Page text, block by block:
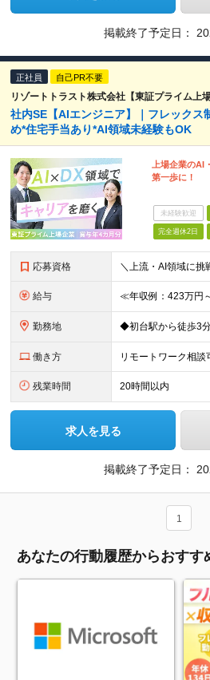
掲載終了予定日：
正社員 自己PR不要
リゾートトラスト株式会社【東証プライム上場
社内SE【AIエンジニア】｜フレックス
め*住宅手当あり*AI領域未経験もOK
上場企業のAI
第一歩に！
未経験歓迎
完全週休2日
応募資格
給与
勤務地
働き方 リモートワーク相談
残業時間 20時間以内
求人を見る
掲載終了予定日：
1
あなたの行動履歴からおすす